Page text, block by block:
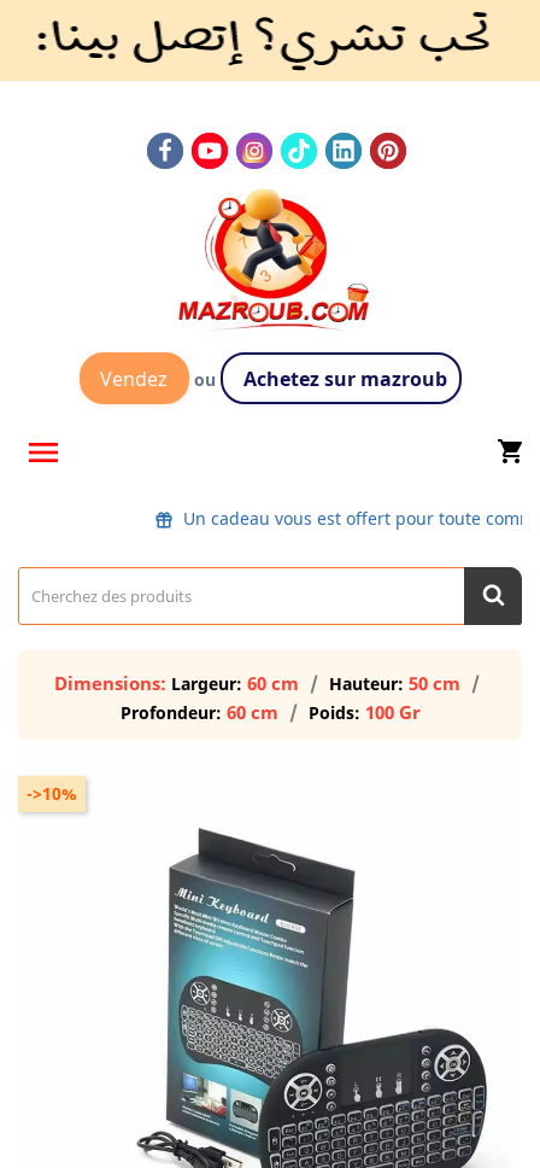
Vendez ou Achetez sur mazroub
 shopping_cart
Un cadeau vous est offert pour toute
Dimensions: Largeur: 60 cm Hauteur: 50 cm
Profondeur: 60 cm Poids: 100 Gr
->10%